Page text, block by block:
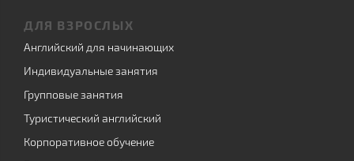
ДЛЯ ВЗРОСЛЫХ
Английский для начинающих
Индивидуальные занятия
Групповые занятия
Туристический английский
Корпоративное обучение